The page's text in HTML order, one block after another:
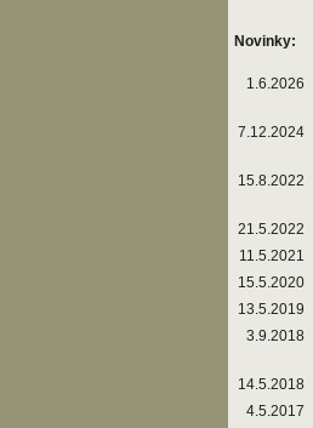
Novinky:
1.6.2026
7.12.2024
15.8.2022
21.5.2022
11.5.2021
15.5.2020
13.5.2019
3.9.2018
14.5.2018
4.5.2017